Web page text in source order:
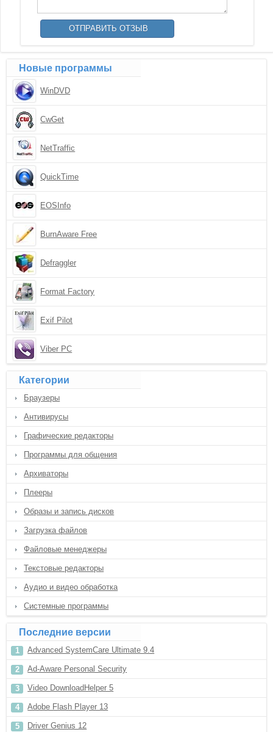
Новые программы
WinDVD
CwGet
NetTraffic
QuickTime
EOSInfo
BurnAware Free
Defraggler
Format Factory
Exif Pilot
Viber PC
Категории
Браузеры
Антивирусы
Графические редакторы
Программы для общения
Архиваторы
Плееры
Образы и запись дисков
Загрузка файлов
Файловые менеджеры
Текстовые редакторы
Аудио и видео обработка
Системные программы
Последние версии
Advanced SystemCare Ultimate 9.4
Ad-Aware Personal Security
Video DownloadHelper 5
Adobe Flash Player 13
Driver Genius 12